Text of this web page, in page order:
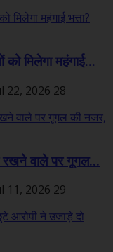
को मिलेगा महंगाई...
22, 2026 28
रखने वाले पर गूगल...
11, 2026 29